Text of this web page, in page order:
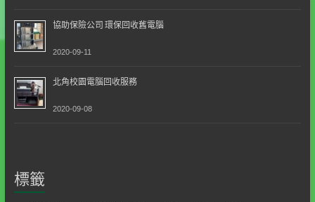
協助保險公司 環保回收舊電腦
2020-09-11
北角校園電腦回收服務
2020-09-08
標籤